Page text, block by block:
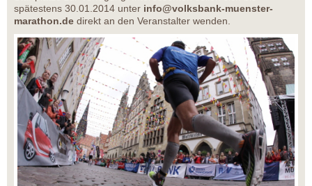
spätestens 30.01.2014 unter info@volksbank-muenster-
marathon.de direkt an den Veranstalter wenden.